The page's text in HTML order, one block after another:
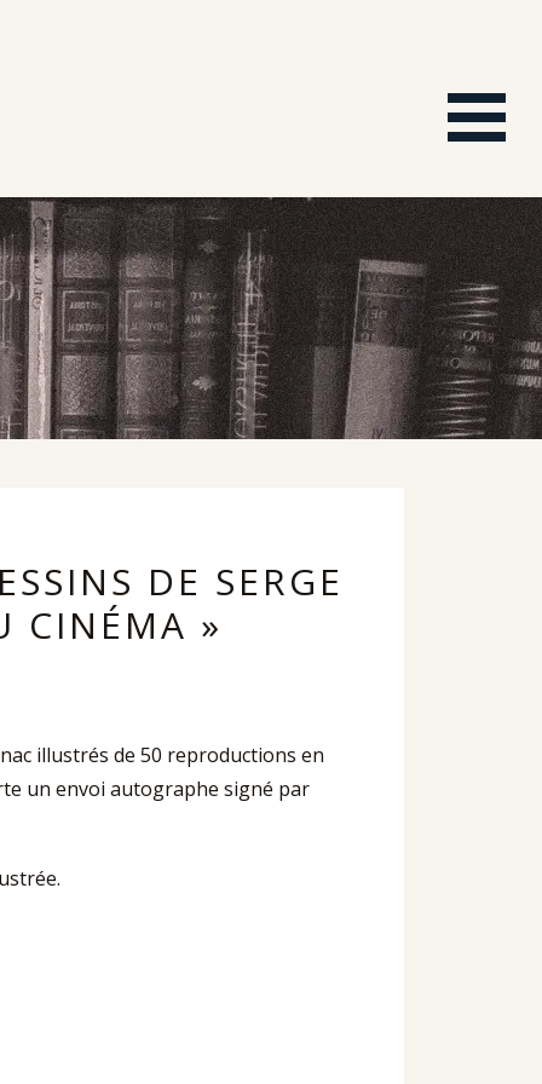
DE SERGE
CINÉMA »
illustrés de 50 reproductions en
un envoi autographe signé par